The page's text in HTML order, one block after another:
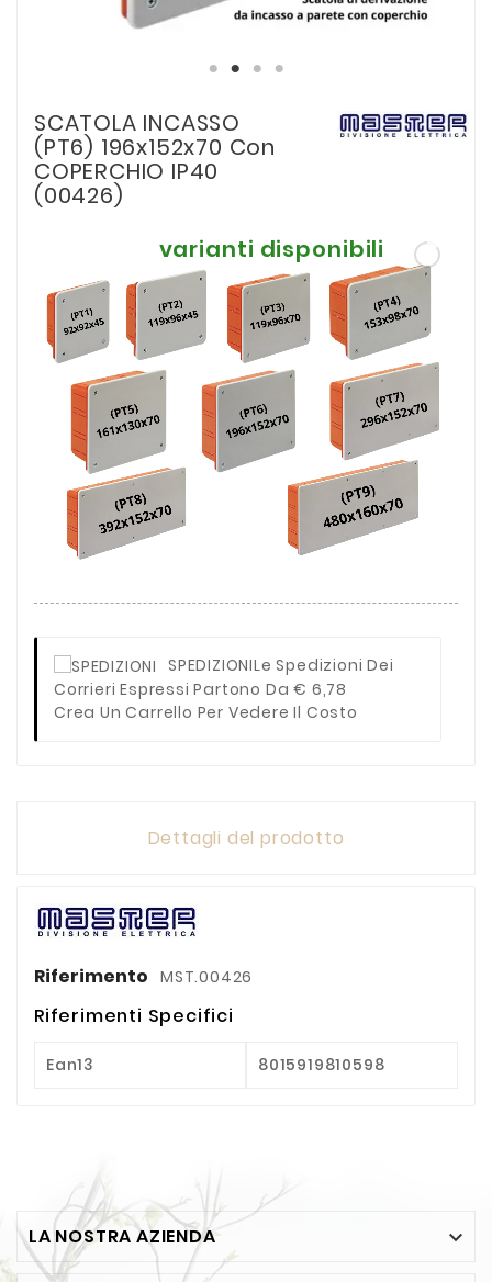
SCATOLA INCASSO
(PT6) 196x152x70 Con
COPERCHIO IP40
(00426)
varianti disponibili
SPEDIZIONILe Spedizioni Dei
Corrieri Espressi Partono Da € 6,78
Crea Un Carrello Per Vedere Il Costo
Dettagli del prodotto
Riferimento MST.00426
Riferimenti Specifici
Ean13 8015919810598
LA NOSTRA AZIENDA 